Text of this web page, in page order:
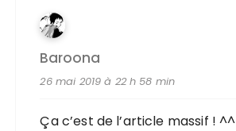
Baroona
26 mai 2019 à 22 h 58 min
Ça c’est de l’article massif ! ^^